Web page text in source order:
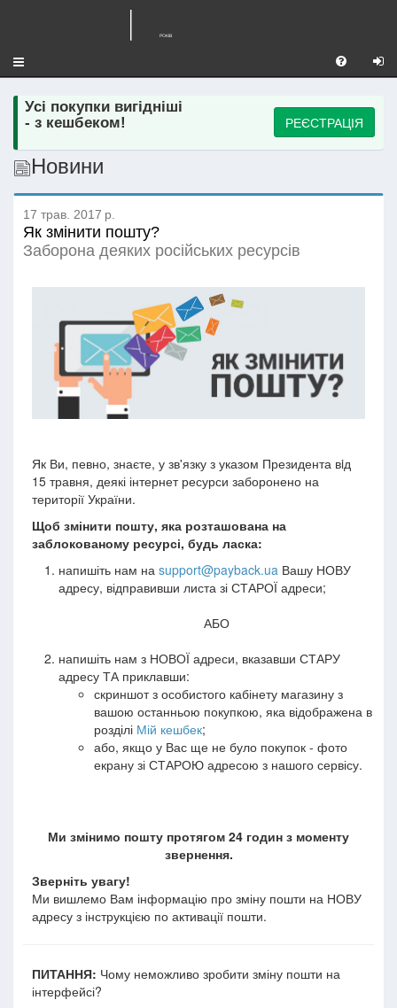
Toggle
navigation
Усі покупки вигідніші
- з кешбеком!
РЕЄСТРАЦІЯ
Новини
17 трав. 2017 р.
Як змінити пошту?
Заборона деяких російських ресурсів
Як Ви, певно, знаєте, у зв'язку з указом Президента вiд
15 травня, деякі інтернет ресурси заборонено на
території України.
Щоб змінити пошту, яка розташована на
заблокованому ресурсі, будь ласка:
напишіть нам на support@payback.ua Вашу НОВУ
адресу, відправивши листа зі СТАРОЇ адреси;
АБО
напишіть нам з НОВОЇ адреси, вказавши СТАРУ
адресу ТА приклавши:
скриншот з особистого кабінету магазину з
вашою останньою покупкою, яка відображена в
розділі Мій кешбек;
або, якщо у Вас ще не було покупок - фото
екрану зі СТАРОЮ адресою з нашого сервісу.
Ми змінимо пошту протягом 24 годин з моменту
звернення.
Зверніть увагу!
Ми вишлемо Вам інформацію про зміну пошти на НОВУ
адресу з інструкцією по активації пошти.
ПИТАННЯ: Чому неможливо зробити зміну пошти на
інтерфейсі?